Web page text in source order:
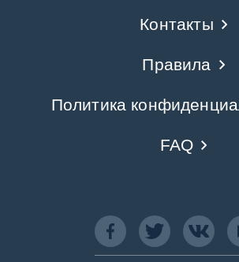
Контакты
Правила
Политика
FAQ